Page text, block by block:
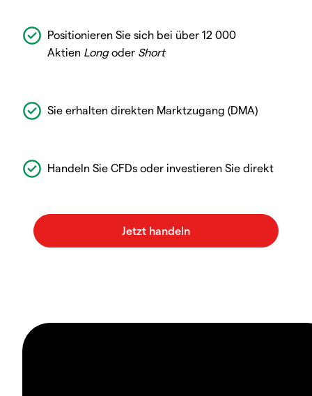
Positionieren Sie sich bei über 12 000
Aktien Longoder Short
Sie erhalten direkten Marktzugang (DMA)
Handeln Sie CFDs oder investieren Sie direkt